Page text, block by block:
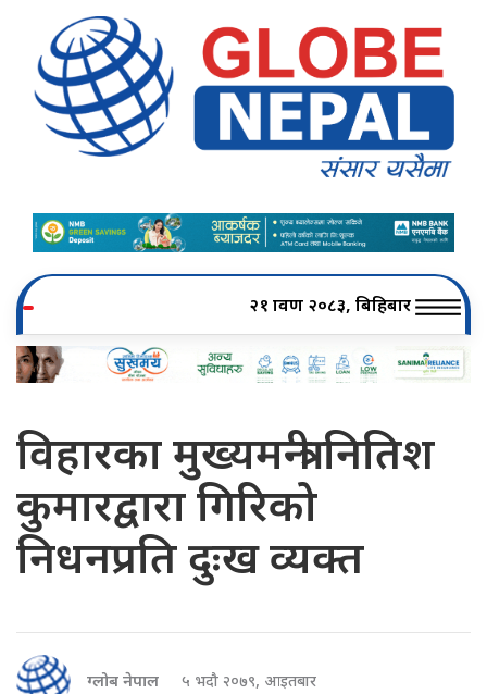
२१ श्रावण २०८३, बिहिबार
विहारका मुख्यमन्त्री नितिश
कुमारद्वारा गिरिको
निधनप्रति दुःख व्यक्त
ग्लोब नेपाल ५ भदौ २०७९, आइतबार